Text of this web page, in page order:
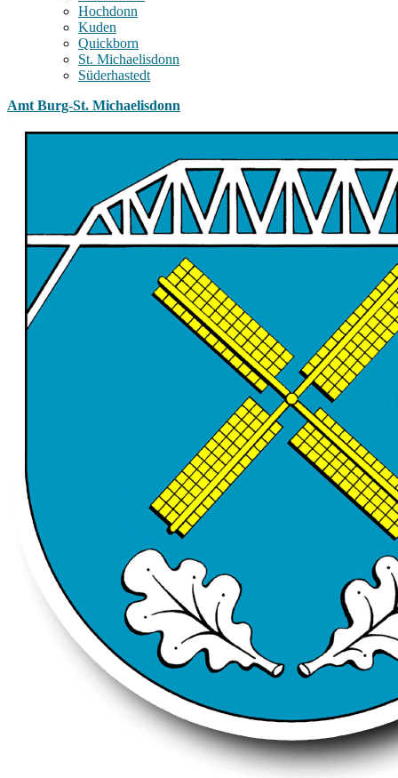
Hochdonn
Kuden
Quickborn
St. Michaelisdonn
Süderhastedt
Amt Burg-St. Michaelisdonn